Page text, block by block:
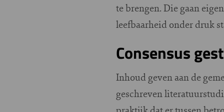
te brengen. Die gaan
leefbaarheid onder druk
Consensus
Inhoud geven aan de
geschreven